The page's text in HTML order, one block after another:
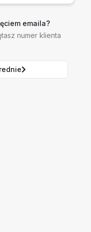
emaila?
numer klienta